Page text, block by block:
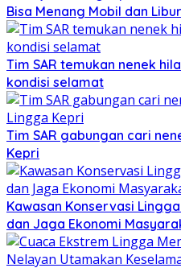
Bisa Menang Mobil dan
Tim SAR temukan nenek
kondisi selamat
Tim SAR gabungan cari
Kepri
Kawasan Konservasi
dan Jaga Ekonomi